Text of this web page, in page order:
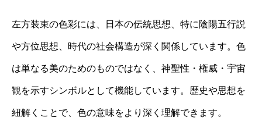
左方装束の色彩には、日本の伝統思想、特に陰陽五行説
や方位思想、時代の社会構造が深く関係しています。色
は単なる美のためのものではなく、神聖性・権威・宇宙
観を示すシンボルとして機能しています。歴史や思想を
紐解くことで、色の意味をより深く理解できます。